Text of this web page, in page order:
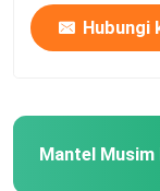
Hubungi
Mantel